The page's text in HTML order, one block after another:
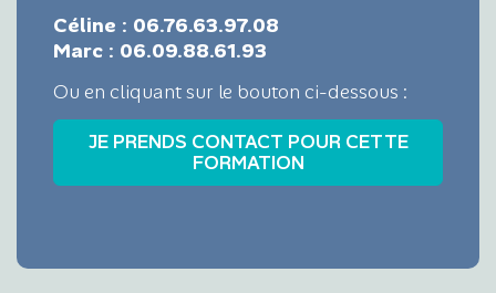
Céline : 06.76.63.97.08
Marc : 06.09.88.61.93
Ou en cliquant sur le bouton ci-dessous :